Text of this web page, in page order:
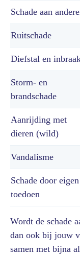
Schade aan
Ruitschade
Diefstal en
Storm- en
brandschade
Aanrijding met
dieren (wild)
Vandalisme
Schade door eigen
toedoen
Wordt de schade
dan ook bij jouw
samen met bijna